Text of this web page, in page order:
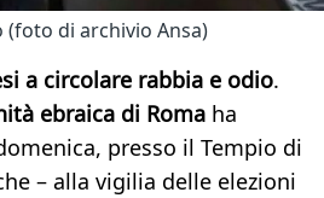
di archivio Ansa)
a circolare rabbia e odio.
ebraica di Roma ha
presso il Tempio di
– alla vigilia delle elezioni